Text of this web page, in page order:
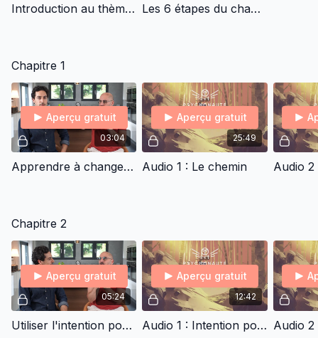
Introduction au thème Dépassez vos résistances au changement Les 6 étapes du changement
Chapitre 1
03:04
Aperçu gratuit
Apprendre à changer un comportement résistant
25:49
Aperçu gratuit
Audio 1 : Le chemin
Chapitre 2
05:24
Aperçu gratuit
Utiliser l'intention positive pour créer un changement durable
12:42
Aperçu gratuit
Audio 1 : Intention positive